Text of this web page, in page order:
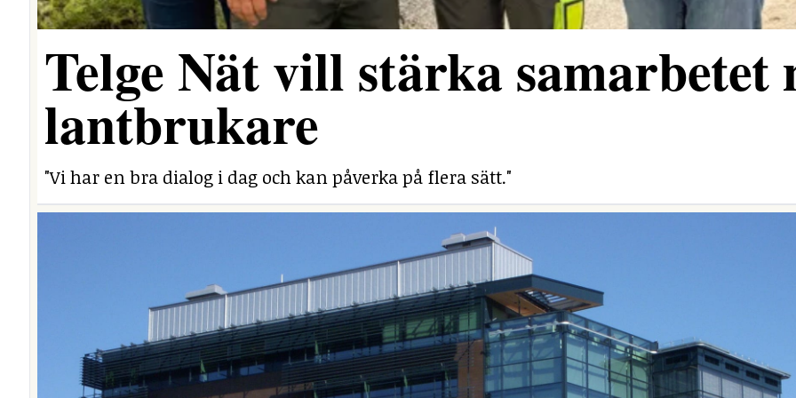
Telge Nät vill stärka samarbetet
lantbrukare
"Vi har en bra dialog i dag och kan påverka på flera sätt."